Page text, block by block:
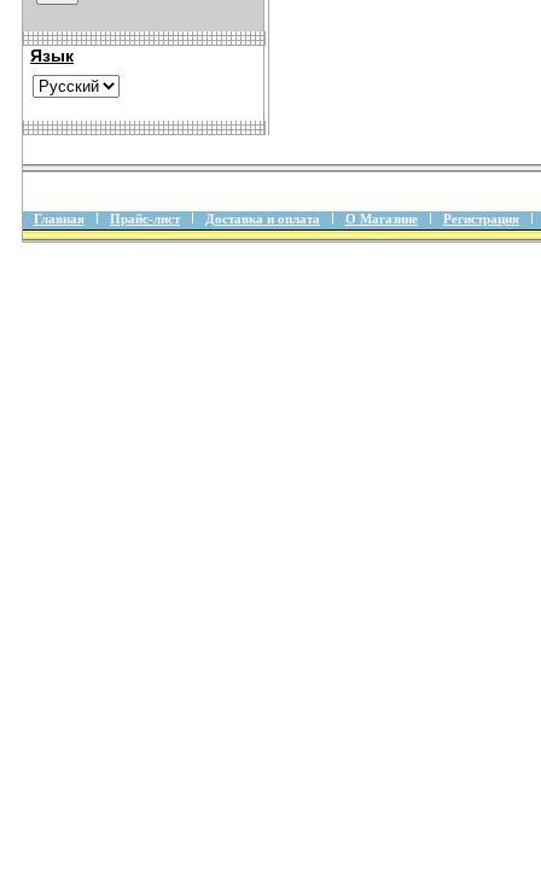
Язык
Главная Прайс-лист Доставка и оплата О Магазине Регистрация